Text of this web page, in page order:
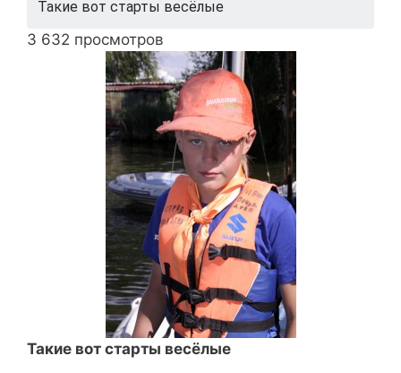
Такие вот старты весёлые
3 632 просмотров
Такие вот старты весёлые